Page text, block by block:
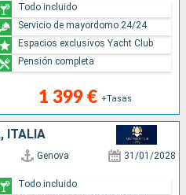
1 399 € +Tasas
Todo incluido
Servicio de mayordomo 24/24
Espacios exclusivos Yacht Club
Pensión completa
ITALIA
Genova 31/01/2028
Todo incluido